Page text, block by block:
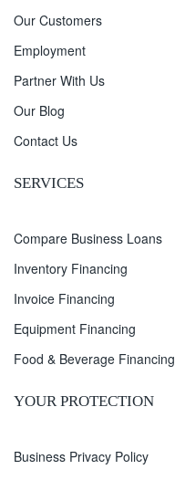
Our Customers
Employment
Partner With Us
Our Blog
Contact Us
SERVICES
Compare Business Loans
Inventory Financing
Invoice Financing
Equipment Financing
Food & Beverage Financing
YOUR PROTECTION
Business Privacy Policy